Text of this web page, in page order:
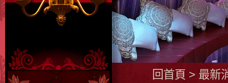
回首頁 > 最新